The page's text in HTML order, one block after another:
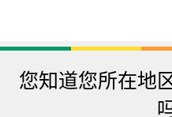
您知道您所在地